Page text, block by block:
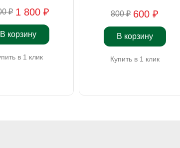
₽ 1 800 ₽
В корзину
в 1 клик
800 ₽ 600 ₽
В корзину
Купить в 1 клик